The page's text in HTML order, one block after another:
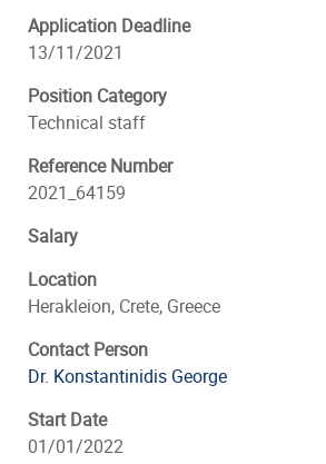
Application Deadline
13/11/2021
Position Category
Technical staff
Reference Number
2021_64159
Salary
Location
Herakleion, Crete, Greece
Contact Person
Dr. Konstantinidis George
Start Date
01/01/2022